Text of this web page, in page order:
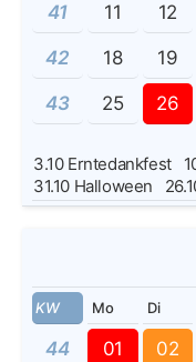
41 11 12
42 18 19
43 25 26
3.10Erntedankfest
31.10 Halloween
KW Mo Di
44 01 02